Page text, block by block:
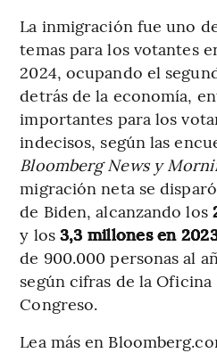
La inmigración fue uno
temas para los votantes
2024, ocupando el
detrás de la economía,
importantes para los
indecisos, según las
Bloomberg News y
migración neta se
de Biden, alcanzando los
y los 3,3 millones en
de 900.000 personas al
según cifras de la
Congreso.
Lea más en